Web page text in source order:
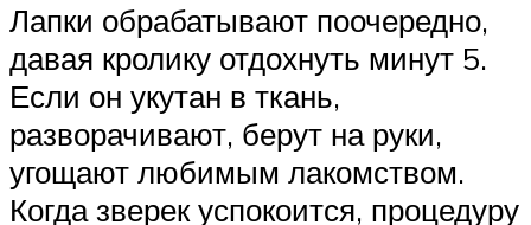
Лапки обрабатывают поочередно,
давая кролику отдохнуть минут 5.
Если он укутан в ткань,
разворачивают, берут на руки,
угощают любимым лакомством.
Когда зверек успокоится, процедуру